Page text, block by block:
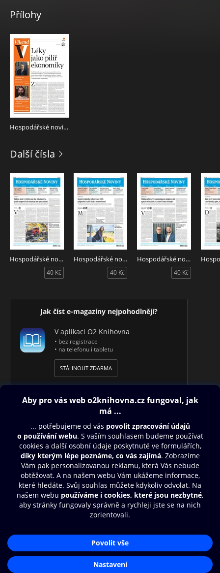
Přílohy
Hospodářské noviny - příloha Víkend 092 - 15.5.2026 Víkend
Další čísla
Hospodářské noviny 150 - 6.8.2026
40 Kč
Hospodářské noviny 149 - 5.8.2026
40 Kč
Hospodářské noviny 148 - 4.8.2026
40 Kč
Jak číst e-magazíny nejpohodlněji?
V aplikaci O2 Knihovna
• bez registrace
• na telefonu i tabletu
STÁHNOUT ZDARMA
Obsah ke stažení
Moje O2 Knihovna
Další zábava
© O2 Czech Republic a.s.
Zásady zpracování osobních údajůAplikace O2 Knihovna
Čti a poslouchej své e-knihy a